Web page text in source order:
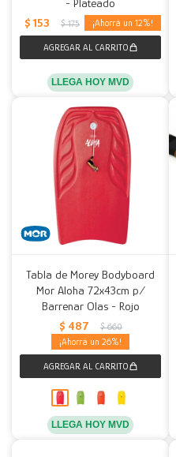
- Plateado
$ 153 $ 175 12
LLEGA HOY MVD
Tabla de Morey Bodyboard
Mor Aloha 72x43cm p/
Barrenar Olas - Rojo
$ 487 $ 660
26
LLEGA HOY MVD